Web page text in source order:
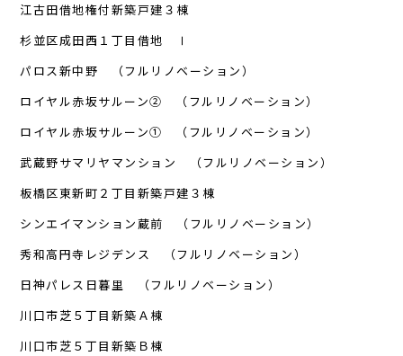
江古田借地権付新築戸建３棟
杉並区成田西１丁目借地 Ⅰ
パロス新中野 （フルリノベーション）
ロイヤル赤坂サルーン② （フルリノベーション）
ロイヤル赤坂サルーン① （フルリノベーション）
武蔵野サマリヤマンション （フルリノベーション）
板橋区東新町２丁目新築戸建３棟
シンエイマンション蔵前 （フルリノベーション）
秀和高円寺レジデンス （フルリノベーション）
日神パレス日暮里 （フルリノベーション）
川口市芝５丁目新築Ａ棟
川口市芝５丁目新築Ｂ棟